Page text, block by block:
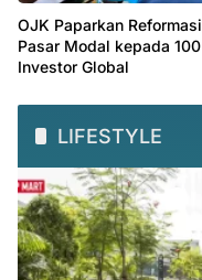
OJK Paparkan Reformasi
Pasar Modal kepada 100
Investor Global
LIFESTYLE